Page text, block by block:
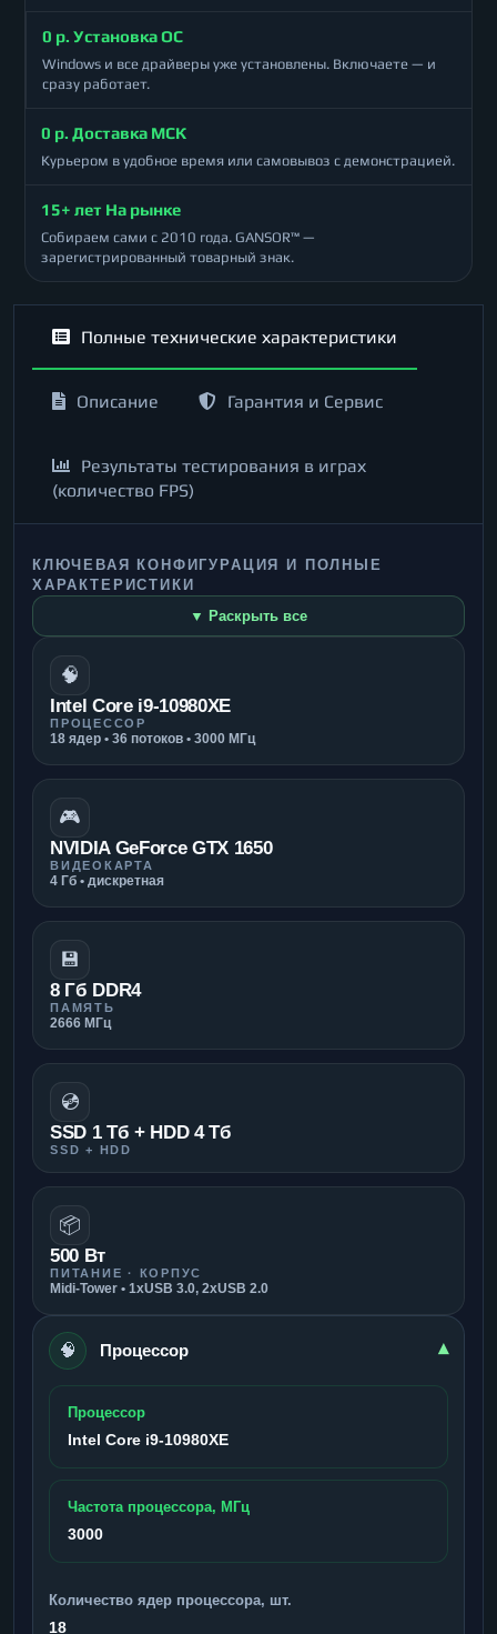
0 р. Установка ОС
Windows и все драйверы уже установлены. Включаете — и
сразу работает.
0 р. Доставка МСК
Курьером в удобное время или самовывоз с демонстрацией.
15+ лет На рынке
Собираем сами с 2010 года. GANSOR™ —
зарегистрированный товарный знак.
Полные технические характеристики
Описание Гарантия и Сервис
Результаты тестирования в играх
(количество FPS)
КЛЮЧЕВАЯ КОНФИГУРАЦИЯ И ПОЛНЫЕ
ХАРАКТЕРИСТИКИ
▼ Раскрыть все
🧠
Intel Core i9-10980XE
ПРОЦЕССОР
18 ядер • 36 потоков • 3000 МГц
🎮
NVIDIA GeForce GTX 1650
ВИДЕОКАРТА
4 Гб • дискретная
💾
8 Гб DDR4
ПАМЯТЬ
2666 МГц
💿
SSD 1 Тб + HDD 4 Тб
SSD + HDD
📦
500 Вт
ПИТАНИЕ · КОРПУС
Midi-Tower • 1xUSB 3.0, 2xUSB 2.0
🧠 Процессор ▾
Процессор
Intel Core i9-10980XE
Частота процессора, МГц
3000
Количество ядер процессора, шт.
18